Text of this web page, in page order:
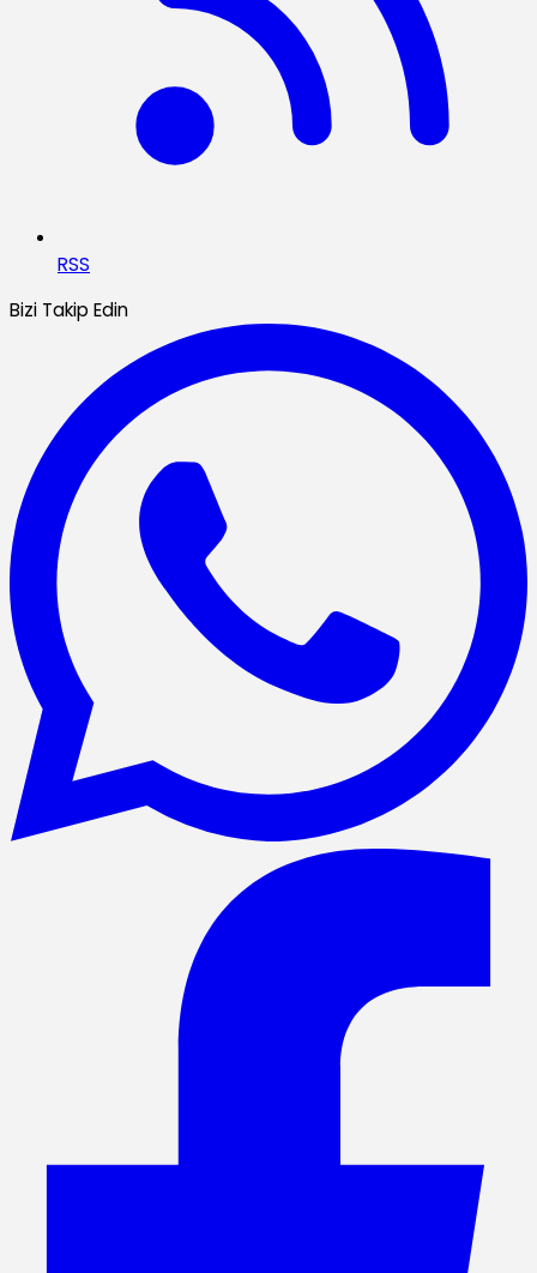
RSS
Bizi Takip Edin